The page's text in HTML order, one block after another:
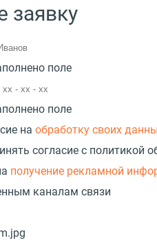
заявку
поле
поле
на обработку своих
согласие с политикой
получение рекламной
каналам связи